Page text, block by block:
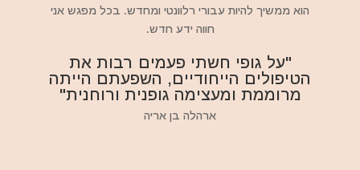
הוא ממשיך להיות עבורי רלוונטי ומחדש. בכל מפגש אני
חווה ידע חדש.
"על גופי חשתי פעמים רבות את
הטיפולים הייחודיים, השפעתם הייתה
מרוממת ומעצימה גופנית ורוחנית"
ארהלה בן אריה